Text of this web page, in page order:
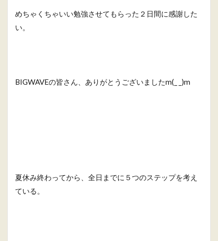
めちゃくちゃいい勉強させてもらった２日間に感謝した
い。
BIGWAVEの皆さん、ありがとうございましたm(_ _)m
夏休み終わってから、全日までに５つのステップを考え
ている。